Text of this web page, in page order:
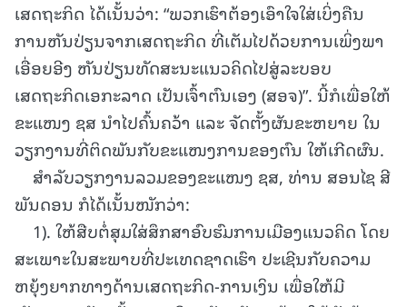
ເສດຖະກິດ ໄດ້ເນັ້ນວ່າ: “ພວກເຮົາຕ້ອງເອົາໃຈໃສ່ເບິ່ງຄືນ
ການຫັນປ່ຽນຈາກເສດຖະກິດ ທີ່ເຕັມໄປດ້ວຍການເພິ່ງພາ
ເອື່ອຍອີງ ຫັນປ່ຽນທັດສະນະແນວຄິດໄປສູ່ລະບອບ
ເສດຖະກິດເອກະລາດ ເປັນເຈົ້າຕົນເອງ (ສອຈ)”. ນີ້ກໍເພື່ອໃຫ້
ຂະແໜງ ຊສ ນໍາໄປຄົ້ນຄວ້າ ແລະ ຈັດຕັ້ງຜັນຂະຫຍາຍ ໃນ
ວຽກງານທີ່ຕິດພັນກັບຂະແໜງການຂອງຕົນ ໃຫ້ເກີດຜົນ.
ສຳລັບວຽກງານລວມຂອງຂະແໜງ ຊສ, ທ່ານ ສອນໄຊ ສີ
ພັນດອນ ກໍໄດ້ເນັ້ນໜັກວ່າ:
1). ໃຫ້ສືບຕໍ່ສຸມໃສ່ສຶກສາອົບຮົມການເມືອງແນວຄິດ ໂດຍ
ສະເພາະໃນສະພາບທີ່ປະເທດຊາດເຮົາ ປະເຊີນກັບຄວາມ
ຫຍຸ້ງຍາກທາງດ້ານເສດຖະກິດ-ການເງິນ ເພື່ອໃຫ້ມີ